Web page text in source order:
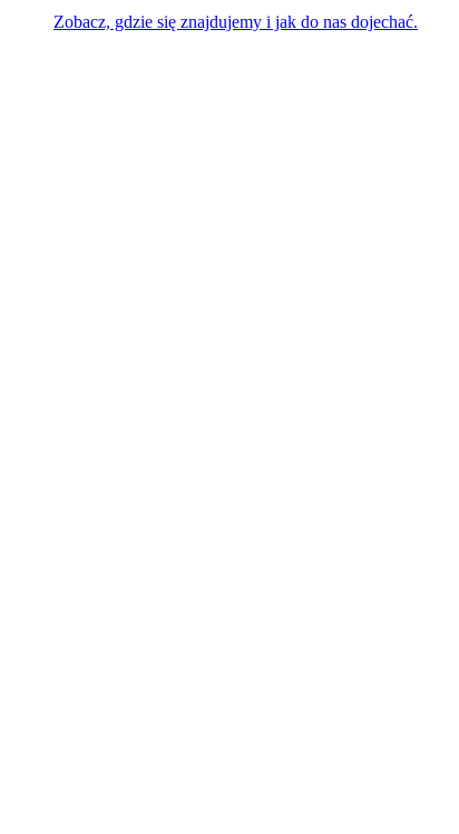
Zobacz, gdzie się znajdujemy i jak do nas dojechać.